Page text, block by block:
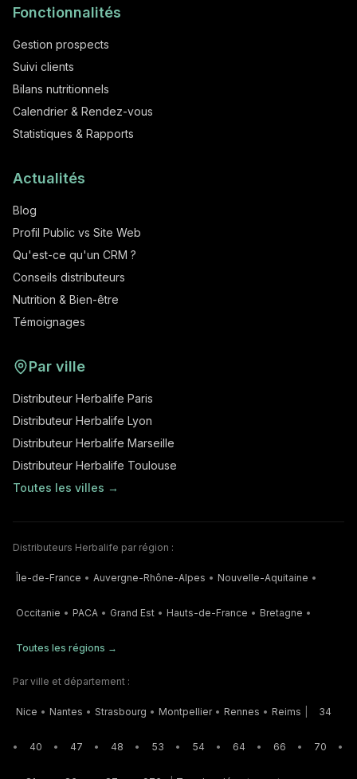
Fonctionnalités
Gestion prospects
Suivi clients
Bilans nutritionnels
Calendrier & Rendez-vous
Statistiques & Rapports
Actualités
Blog
Profil Public vs Site Web
Qu'est-ce qu'un CRM ?
Conseils distributeurs
Nutrition & Bien-être
Témoignages
Par ville
Distributeur Herbalife Paris
Distributeur Herbalife Lyon
Distributeur Herbalife Marseille
Distributeur Herbalife Toulouse
Toutes les villes →
Distributeurs Herbalife par région :
Île-de-France • Auvergne-Rhône-Alpes • Nouvelle-Aquitaine •
Occitanie • PACA • Grand Est • Hauts-de-France • Bretagne •
Toutes les régions →
Par ville et département :
Nice • Nantes • Strasbourg • Montpellier • Rennes • Reims 34
• 40 • 47 • 48 • 53 • 54 • 64 • 66 • 70 •